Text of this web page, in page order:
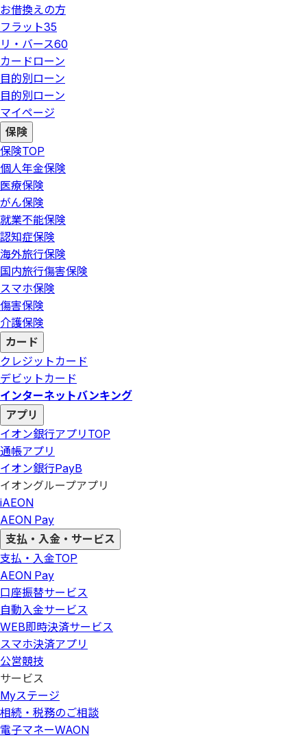
お借換えの方
フラット35
リ・バース60
カードローン
目的別ローン
目的別ローン
マイページ
保険
保険TOP
個人年金保険
医療保険
がん保険
就業不能保険
認知症保険
海外旅行保険
国内旅行傷害保険
スマホ保険
傷害保険
介護保険
カード
クレジットカード
デビットカード
インターネットバンキング
アプリ
イオン銀行アプリ TOP
通帳アプリ
イオン銀行PayB
イオングループアプリ
iAEON
AEON Pay
支払・入金・サービス
支払・入金TOP
AEON Pay
口座振替サービス
自動入金サービス
WEB即時決済サービス
スマホ決済アプリ
公営競技
サービス
Myステージ
相続・税務のご相談
電子マネーWAON